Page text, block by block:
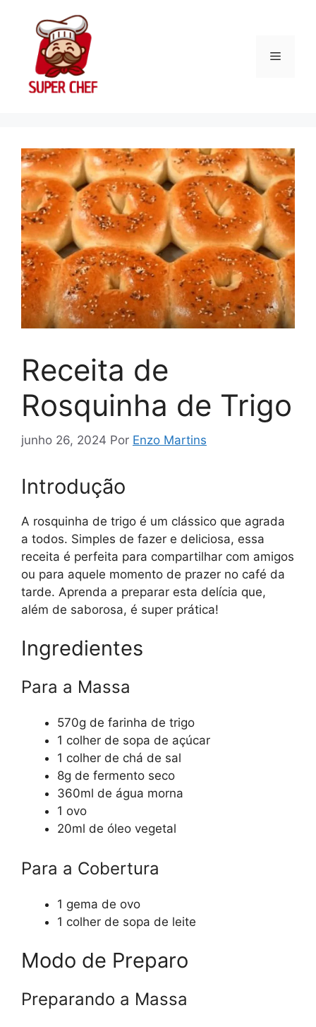
Receita de
Rosquinha de Trigo
junho 26, 2024 Por Enzo Martins
Introdução
A rosquinha de trigo é um clássico que agrada
a todos. Simples de fazer e deliciosa, essa
receita é perfeita para compartilhar com amigos
ou para aquele momento de prazer no café da
tarde. Aprenda a preparar esta delícia que,
além de saborosa, é super prática!
Ingredientes
Para a Massa
570g de farinha de trigo
1 colher de sopa de açúcar
1 colher de chá de sal
8g de fermento seco
360ml de água morna
1 ovo
20ml de óleo vegetal
Para a Cobertura
1 gema de ovo
1 colher de sopa de leite
Modo de Preparo
Preparando a Massa